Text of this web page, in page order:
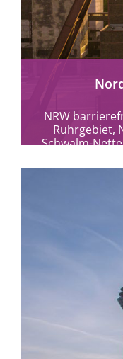
NRW
Ruhrgebiet,
Schwalm-